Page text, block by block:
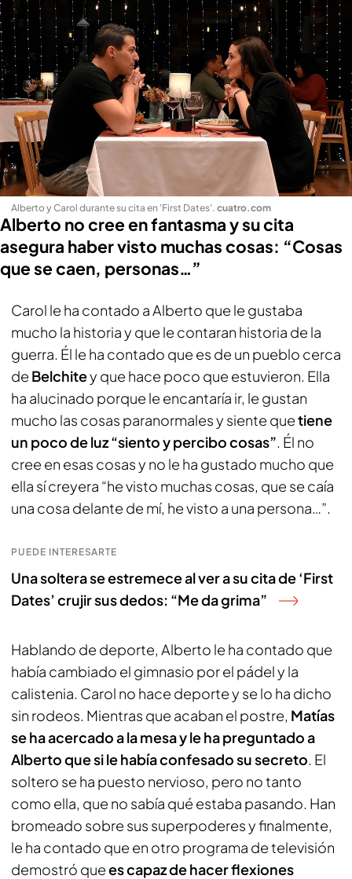
Alberto y Carol durante su cita en 'First Dates'. cuatro.com
Alberto no cree en fantasma y su cita
asegura haber visto muchas cosas: “Cosas
que se caen, personas…”
Carol le ha contado a Alberto que le gustaba
mucho la historia y que le contaran historia de la
guerra. Él le ha contado que es de un pueblo cerca
de Belchitey que hace poco que estuvieron. Ella
ha alucinado porque le encantaría ir, le gustan
mucho las cosas paranormales y siente quetiene
un poco de luz “siento y percibo cosas”. Él no
cree en esas cosas y no le ha gustado mucho que
ella sí creyera “he visto muchas cosas, que se caía
una cosa delante de mí, he visto a una persona…”.
PUEDE INTERESARTE
Una soltera se estremece al ver a su cita de ‘First
Dates’ crujir sus dedos: “Me da grima”
Hablando de deporte, Alberto le ha contado que
había cambiado el gimnasio por el pádel y la
calistenia. Carol no hace deporte y se lo ha dicho
sin rodeos. Mientras que acaban el postre, Matías
se ha acercado a la mesa y le ha preguntado a
Alberto que si le había confesado su secreto. El
soltero se ha puesto nervioso, pero no tanto
como ella, que no sabía qué estaba pasando. Han
bromeado sobre sus superpoderes y finalmente,
le ha contado que en otro programa de televisión
demostró quees capaz de hacer flexiones